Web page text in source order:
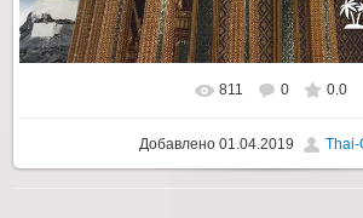
811 0 0.0
Добавлено 01.04.2019 Thai-